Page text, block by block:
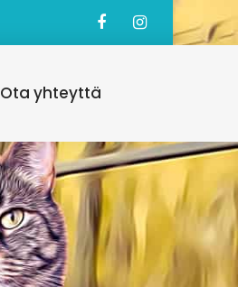
Ota yhteyttä